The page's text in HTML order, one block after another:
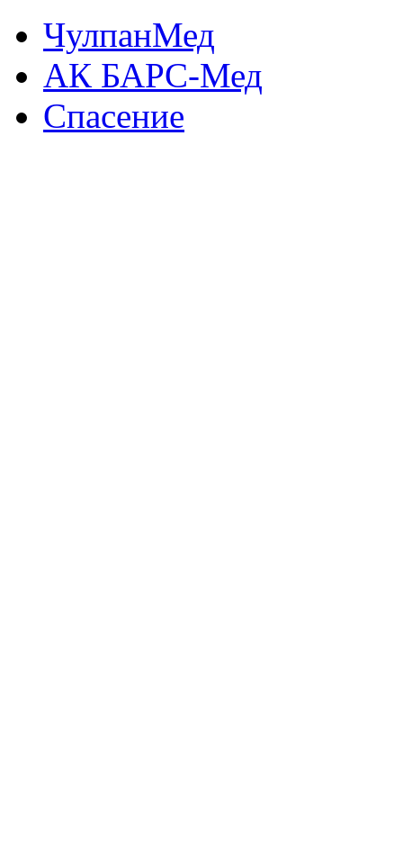
ЧулпанМед
АК БАРС-Мед
Спасение